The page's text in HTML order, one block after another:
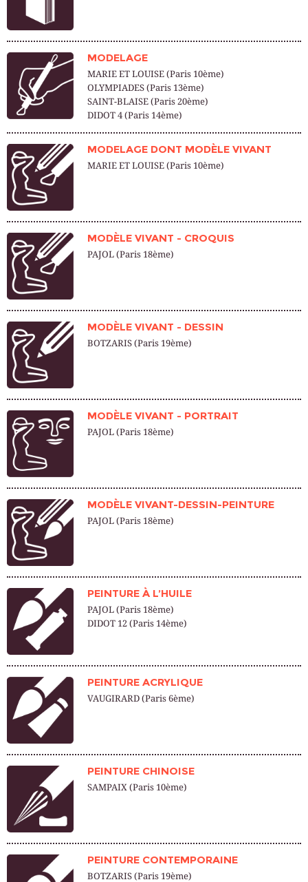
MODELAGE
MARIE ET LOUISE (Paris 10ème)
OLYMPIADES (Paris 13ème)
SAINT-BLAISE (Paris 20ème)
DIDOT 4 (Paris 14ème)
MODELAGE DONT MODÈLE VIVANT
MARIE ET LOUISE (Paris 10ème)
MODÈLE VIVANT - CROQUIS
PAJOL (Paris 18ème)
MODÈLE VIVANT - DESSIN
BOTZARIS (Paris 19ème)
MODÈLE VIVANT - PORTRAIT
PAJOL (Paris 18ème)
MODÈLE VIVANT-DESSIN-PEINTURE
PAJOL (Paris 18ème)
PEINTURE À L’HUILE
PAJOL (Paris 18ème)
DIDOT 12 (Paris 14ème)
PEINTURE ACRYLIQUE
VAUGIRARD (Paris 6ème)
PEINTURE CHINOISE
SAMPAIX (Paris 10ème)
PEINTURE CONTEMPORAINE
BOTZARIS (Paris 19ème)